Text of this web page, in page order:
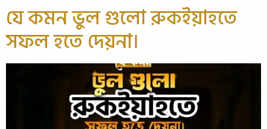
যে কমন ভুল গুলো রুকইয়াহতে
সফল হতে দেয়না।